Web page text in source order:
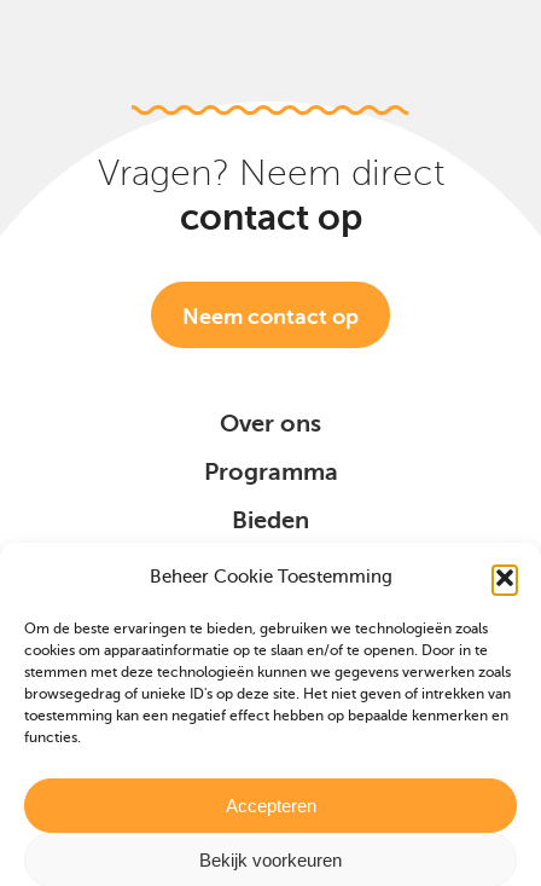
Beheer Cookie Toestemming
Om de beste ervaringen te bieden, gebruiken we technologieën zoals
cookies om apparaatinformatie op te slaan en/of te openen. Door in te
stemmen met deze technologieën kunnen we gegevens verwerken zoals
browsegedrag of unieke ID's op deze site. Het niet geven of intrekken van
toestemming kan een negatief effect hebben op bepaalde kenmerken en
functies.
Accepteren
Bekijk voorkeuren
Vragen? Neem direct
contact op
Neem contact op
Over ons
Programma
Bieden
Organisatie
Sponsoring
VIP
Veulen aanmelden